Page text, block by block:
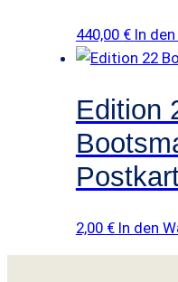
440,00 € In
Edition
2,00 € In den